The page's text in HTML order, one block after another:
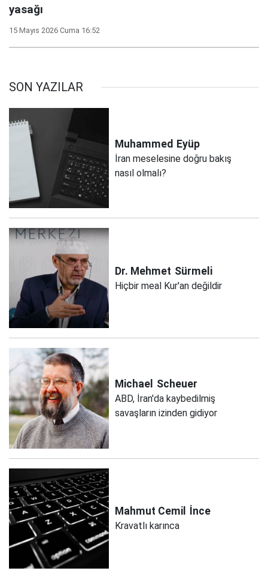
yasağı
15 Mayıs 2026 Cuma 16:52
SON YAZILAR
Muhammed Eyüp
İran meselesine doğru bakış
nasıl olmalı?
Dr. Mehmet Sürmeli
Hiçbir meal Kur'an değildir
Michael Scheuer
ABD, İran'da kaybedilmiş
savaşların izinden gidiyor
Mahmut Cemil İnce
Kravatlı karınca